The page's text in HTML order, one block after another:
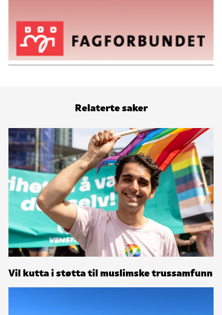
Relaterte saker
Vil kutta i støtta til muslimske trussamfunn